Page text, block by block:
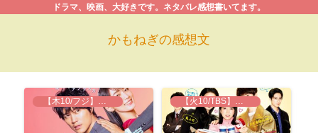
かもねぎの感想文
ドラマ、映画、大好きです。ネタバレ感想書いてます。
【木10/フジ】レンアイ漫画家 【火10/TBS】オー！マイ・ボス！恋は別冊で